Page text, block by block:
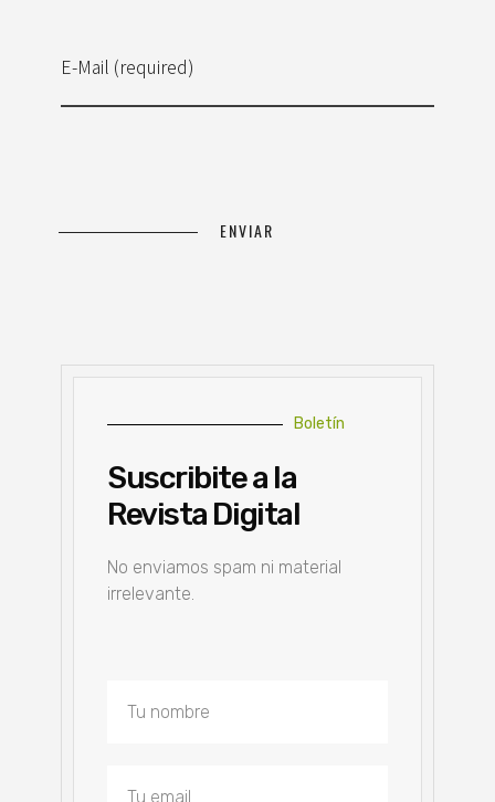
E-Mail (required)
Boletín
Suscribite a la
Revista Digital
No enviamos spam ni material
irrelevante.